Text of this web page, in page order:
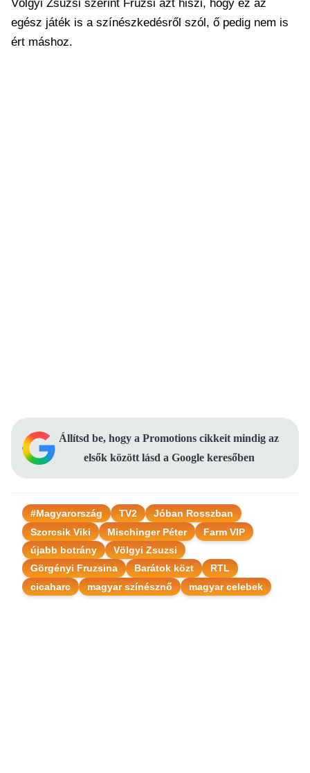
Völgyi Zsuzsi szerint Fruzsi azt hiszi, hogy ez az
egész játék is a színészkedésről szól, ő pedig nem is
ért máshoz.
Állítsd be, hogy a Promotions cikkeit mindig az
elsők között lásd a Google keresőben
#Magyarország TV2
Jóban Rosszban
Szorcsik Viki
Mischinger Péter
Farm VIP
újabb botrány
Völgyi Zsuzsi
Görgényi Fruzsina
Barátok közt
RTL
cicaharc
magyar színésznő magyar celebek